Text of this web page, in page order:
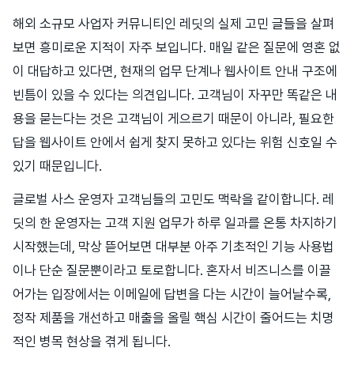
해외 소규모 사업자 커뮤니티인 레딧의 실제 고민 글들을 살펴
보면 흥미로운 지적이 자주 보입니다. 매일 같은 질문에 영혼 없
이 대답하고 있다면, 현재의 업무 단계나 웹사이트 안내 구조에
빈틈이 있을 수 있다는 의견입니다. 고객님이 자꾸만 똑같은 내
용을 묻는다는 것은 고객님이 게으르기 때문이 아니라, 필요한
답을 웹사이트 안에서 쉽게 찾지 못하고 있다는 위험 신호일 수
있기 때문입니다.
글로벌 사스 운영자 고객님들의 고민도 맥락을 같이합니다. 레
딧의 한 운영자는 고객 지원 업무가 하루 일과를 온통 차지하기
시작했는데, 막상 뜯어보면 대부분 아주 기초적인 기능 사용법
이나 단순 질문뿐이라고 토로합니다. 혼자서 비즈니스를 이끌
어가는 입장에서는 이메일에 답변을 다는 시간이 늘어날수록,
정작 제품을 개선하고 매출을 올릴 핵심 시간이 줄어드는 치명
적인 병목 현상을 겪게 됩니다.